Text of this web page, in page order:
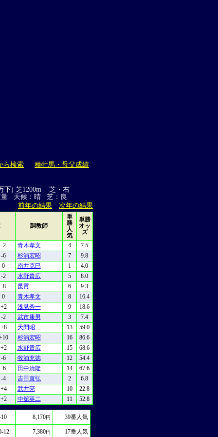
ら検索 種牡馬・母父成績
下) 芝1200m 芝・右
量 天候：晴 芝：良
前年の結果
次年の結果
調教師
単
勝
人
気
単勝
オッ
ズ
-2 青木孝文 4
7.5
-6 杉浦宏昭 7
9.8
0 南井克巳 1
4.0
-2 水野貴広 5
8.0
-8 昆貢 6
9.3
0 青木孝文 8
16.4
+2 浅見秀一 9
18.6
-2 武市康男 3
7.4
+8 天間昭一 13
59.0
杉浦宏昭 16
86.6
+2 水野貴広 15
68.6
-6 牧浦充徳 12
54.4
-6 田中清隆 14
67.6
-4 吉田直弘 2
6.8
+4 武井亮 10
22.8
+2 中舘英二 11 52.8
10 8,170円 39番人気
12 7,380円 17番人気